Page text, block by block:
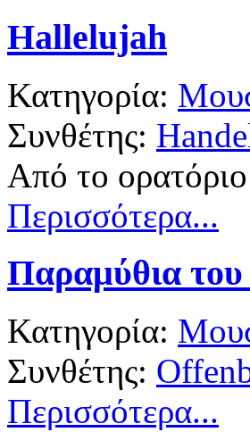
Hallelujah
Κατηγορία:
Συνθέτης:
Από το
Περισσότερα...
Παραμύθια
Κατηγορία:
Συνθέτης:
Περισσότερα...